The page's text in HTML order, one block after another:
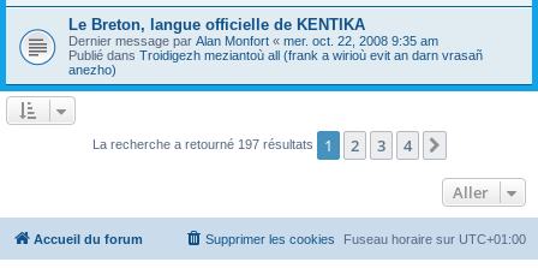
Le Breton, langue officielle de KENTIKA
Dernier message par Alan Monfort « mer. oct. 22, 2008 9:35 am
Publié dans Troidigezh meziantoù all (frank a wirioù evit an darn vrasañ
anezho)
La recherche a retourné 197 résultats 1 2 3 4
Aller
Accueil du forum Fuseau horaire sur UTC+01:00
Supprimer les cookies